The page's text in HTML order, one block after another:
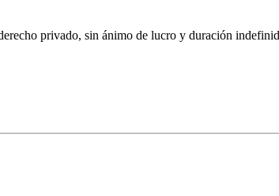
privado, sin ánimo de lucro y duración